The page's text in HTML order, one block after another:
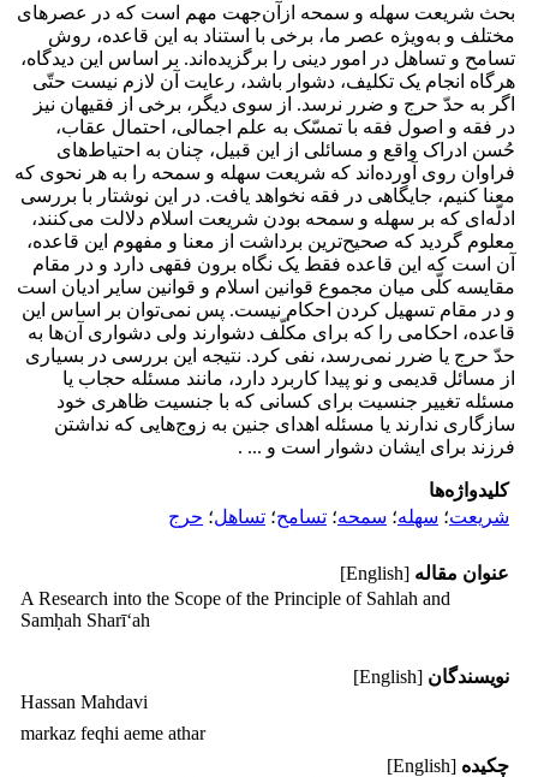
بحث شریعت سهله و سمحه ازآن‌جهت مهم است که در عصرهای
مختلف و به‌ویژه عصر ما، برخی با استناد به این قاعده، روش
تسامح و تساهل در امور دینی را برگزیده‌اند. بر اساس این دیدگاه،
هرگاه انجام یک تکلیف، دشوار باشد، رعایت آن لازم نیست حتّی
اگر به حدّ حرج و ضرر نرسد. از سوی دیگر، برخی از فقیهان نیز
در فقه و اصول فقه با تمسّک به علم اجمالی، احتمال عقاب،
حُسن ادراک واقع و مسائلی از این قبیل، چنان به احتیاط‌های
فراوان روی آورده‌اند که شریعت سهله و سمحه را به هر نحوی که
معنا کنیم، جایگاهی در فقه نخواهد یافت. در این نوشتار با بررسی
ادلّه‌ای که بر سهله و سمحه بودن شریعت اسلام دلالت می‌کنند،
معلوم گردید که صحیح‌ترین برداشت از معنا و مفهوم این قاعده،
آن است که این قاعده فقط یک نگاه برون فقهی دارد و در مقام
مقایسه کلّی میان مجموع قوانین اسلام و قوانین سایر ادیان است
و در مقام تسهیل کردن احکام نیست. پس نمی‌توان بر اساس این
قاعده، احکامی را که برای مکلّف دشوارند ولی دشواری آن‌ها به
حدّ حرج یا ضرر نمی‌رسد، نفی کرد. نتیجه این بررسی در بسیاری
از مسائل قدیمی و نو پیدا کاربرد دارد، مانند مسئله حجاب یا
مسئله تغییر جنسیت برای کسانی که با جنسیت ظاهری خود
سازگاری ندارند یا مسئله اهدای جنین به زوج‌هایی که نداشتن
فرزند برای ایشان دشوار است و ... .
کلیدواژه‌ها
شریعت؛ سهله؛ سمحه؛ تسامح؛ تساهل؛ حرج
عنوان مقاله [English]
A Research into the Scope of the Principle of Sahlah and
Samḥah Sharīʻah
نویسندگان [English]
Hassan Mahdavi
markaz feqhi aeme athar
چکیده [English]